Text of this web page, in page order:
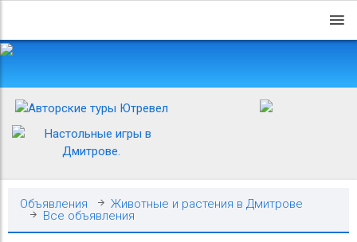
Объявления
Животные и растения в Дмитрове
Все объявления